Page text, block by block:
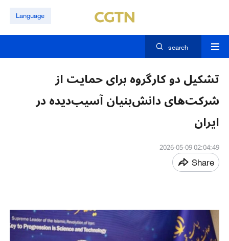
Language
search
تشکیل دو کارگروه برای حمایت از
شرکت‌های دانش‌بنیان آسیب‌دیده در
ایران
02:04:49 2026-05-09
Share